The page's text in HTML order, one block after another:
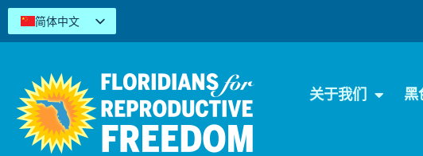
简体中文
English
Kreyòl
Tiếng Việt
العربية
اردو
关于我们 黑